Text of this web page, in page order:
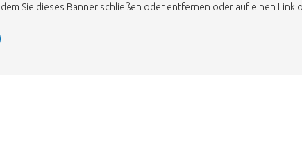
Sie dieses Banner schließen oder entfernen oder auf einen Link